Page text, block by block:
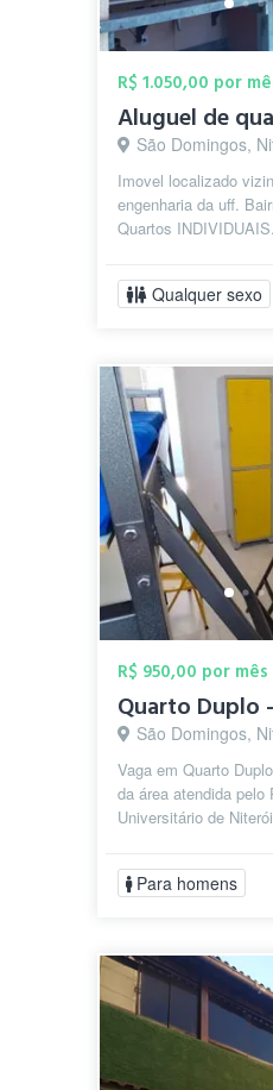
R$ 1.050,00 por
São Domingos,
Imovel localizado
engenharia da uff.
Quartos
Qualquer sexo
R$ 950,00 por mês
São Domingos,
Vaga em Quarto
da área atendida pelo
Universitário de
Para homens